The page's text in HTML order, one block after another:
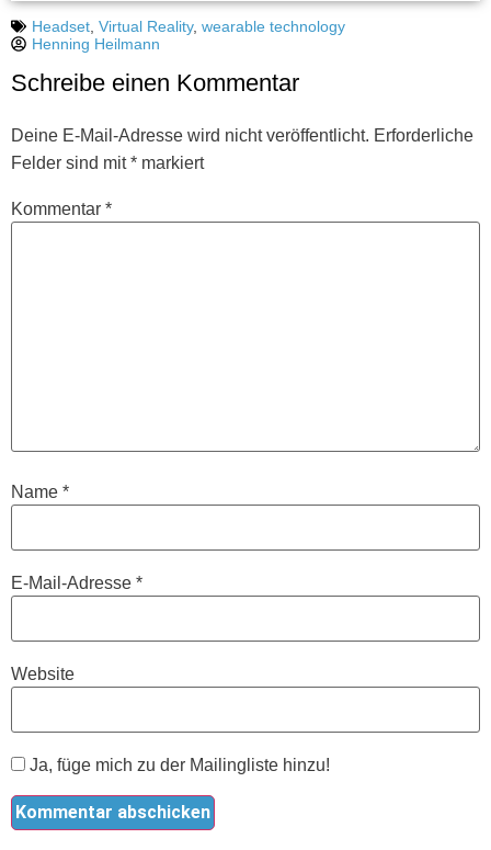
Headset Virtual Reality, wearable technology
Henning Heilmann
Schreibe einen Kommentar
Deine E-Mail-Adresse wird nicht veröffentlicht. Erforderliche
Felder sind mit* markiert
Kommentar *
Name *
E-Mail-Adresse *
Website
Ja, füge mich zu der Mailingliste hinzu!